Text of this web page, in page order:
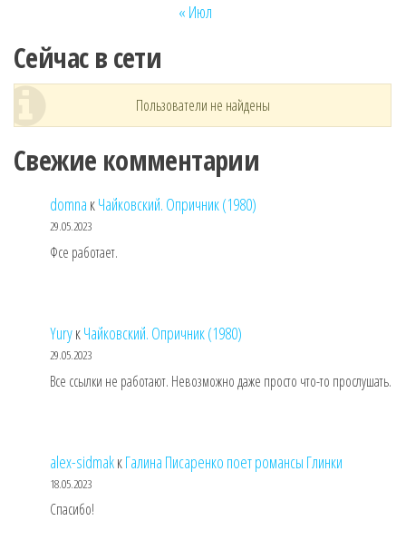
« Июл
Сейчас в сети
Пользователи не найдены
Свежие комментарии
domna кЧайковский. Опричник (1980)
29.05.2023
Фсе работает.
YuryкЧайковский. Опричник (1980)
29.05.2023
Все ссылки не работают. Невозможно даже просто что-то прослушать.
alex-sidmakкГалина Писаренко поет романсы Глинки
18.05.2023
Спасибо!